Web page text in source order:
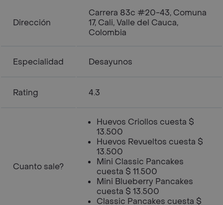
Dirección
Carrera 83c #20-43, Comuna
17, Cali, Valle del Cauca,
Colombia
Especialidad Desayunos
Rating 4.3
Cuanto sale?
Huevos Criollos cuesta $
13.500
Huevos Revueltos cuesta $
13.500
Mini Classic Pancakes
cuesta $ 11.500
Mini Blueberry Pancakes
cuesta $ 13.500
Classic Pancakes cuesta $